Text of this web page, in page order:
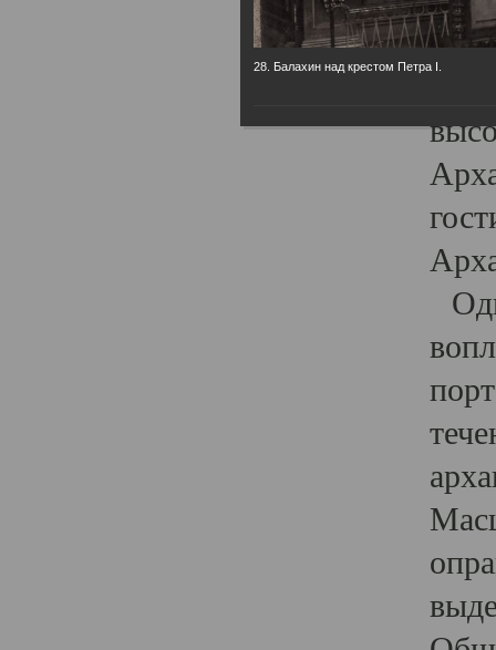
28. Балахин над крестом Петра I.